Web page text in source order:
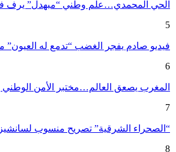
الحي المحمدي…علم وطني “مبهدل” يرف
5
فيديو صادم يفجر الغضب “تدمع له
6
المغرب يصعق العالم…مختبر الأمن الوطني
7
“الصحراء الشرقية” تصريح منسوب
8